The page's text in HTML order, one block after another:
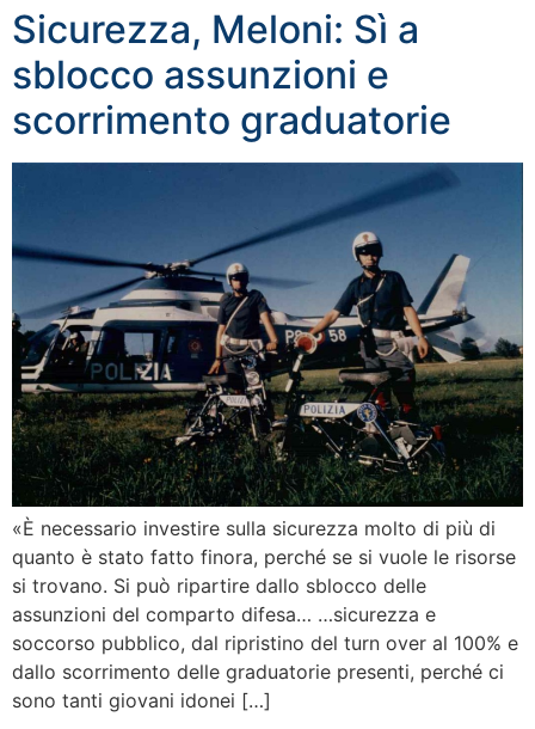
Sicurezza, Meloni: Sì a
sblocco assunzioni e
scorrimento graduatorie
«È necessario investire sulla sicurezza molto di più di
quanto è stato fatto finora, perché se si vuole le risorse
si trovano. Si può ripartire dallo sblocco delle
assunzioni del comparto difesa… …sicurezza e
soccorso pubblico, dal ripristino del turn over al 100% e
dallo scorrimento delle graduatorie presenti, perché ci
sono tanti giovani idonei […]